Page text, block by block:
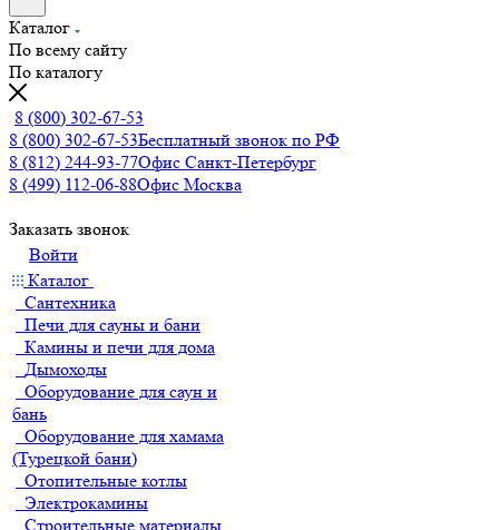
Каталог
По всему сайту
По каталогу
8 (800) 302-67-53
8 (800) 302-67-53Бесплатный звонок по РФ
8 (812) 244-93-77Офис Санкт-Петербург
8 (499) 112-06-88Офис Москва
Заказать звонок
Войти
Каталог
Сантехника
Печи для сауны и бани
Камины и печи для дома
Дымоходы
Оборудование для саун и
бань
Оборудование для хамама
(Турецкой бани)
Отопительные котлы
Электрокамины
Строительные материалы